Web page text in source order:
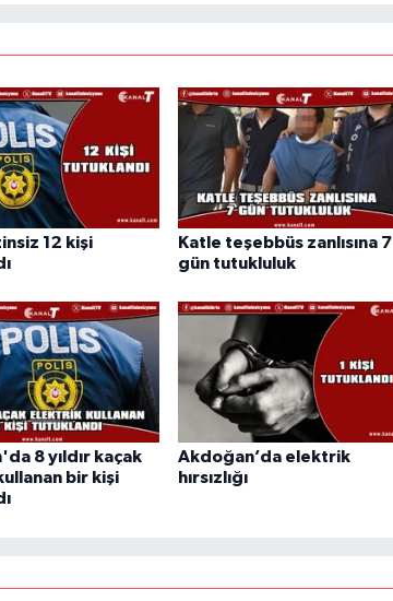
12 kişi
Katle teşebbüs zanlısına 7
gün tutukluluk
8 yıldır kaçak
bir kişi
Akdoğan’da elektrik
hırsızlığı